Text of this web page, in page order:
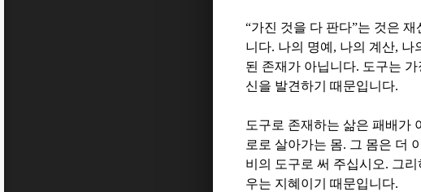
“가진 것을 다 판다”는 것은 재
니다. 나의 명예 , 나의 계산, 나
된 존재가 아닙니다. 도구는
신을 발견하기 때문입니다.
도구로 존재하는 삶은 패배가
로로 살아가는 몸. 그 몸은 더
비의 도구로 써 주십시오. 그
우는 지혜이기 때문입니다.